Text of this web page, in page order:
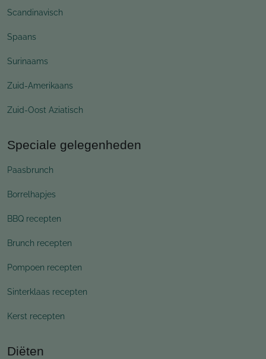
Scandinavisch
Spaans
Surinaams
Zuid-Amerikaans
Zuid-Oost Aziatisch
Speciale gelegenheden
Paasbrunch
Borrelhapjes
BBQ recepten
Brunch recepten
Pompoen recepten
Sinterklaas recepten
Kerst recepten
Diëten